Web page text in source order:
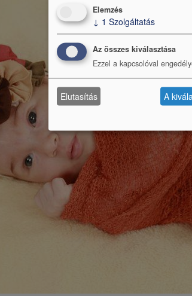
Elemzés
↓ 1 Szolgáltatás
Az összes kiválasztása
Ezzel a kapcsolóval
Elutasítás A